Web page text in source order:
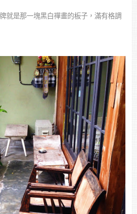
就是那一塊黑白禪畫的板子，滿有格調